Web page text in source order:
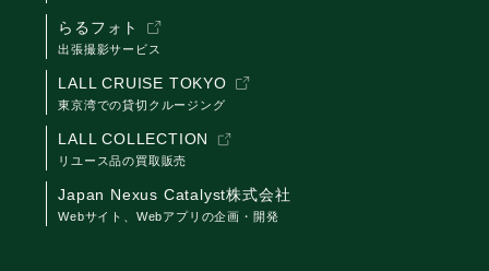
らるフォト
出張撮影サービス
LALL CRUISE TOKYO
東京湾での貸切クルージング
LALL COLLECTION
リユース品の買取販売
Japan Nexus Catalyst株式会社
Webサイト、Webアプリの企画・開発